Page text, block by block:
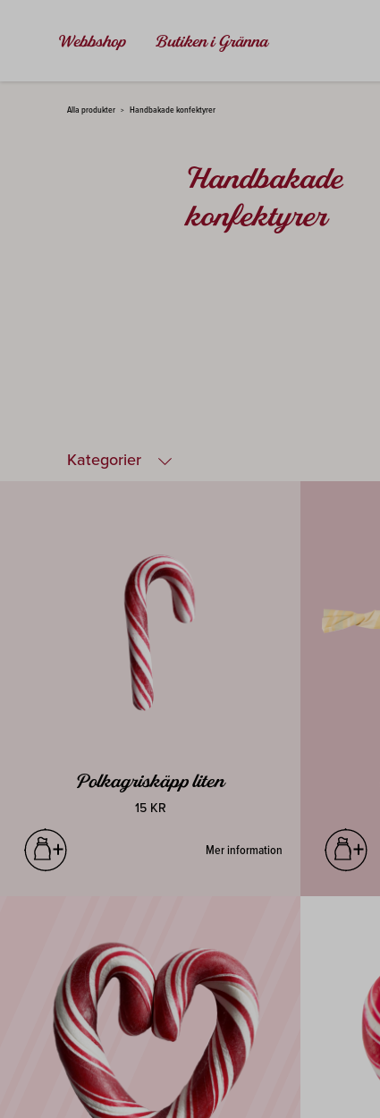
Webbshop Butiken i Gränna
SÖK HÄR...
Alla produkter > Handbakade konfektyrer
Handbakade
konfektyrer
Kategorier
Polkagriskäpp liten
15 KR
Mer information